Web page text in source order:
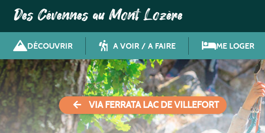
Des Cévennes au Mont Lozère
DÉCOUVRIR A VOIR / A FAIRE ME LOGER
VIA FERRATA LAC DE VILLEFORT